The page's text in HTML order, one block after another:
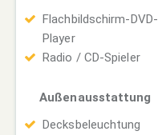
Flachbildschirm-DVD-
Player
Radio / CD-Spieler
Außenausstattung
Decksbeleuchtung